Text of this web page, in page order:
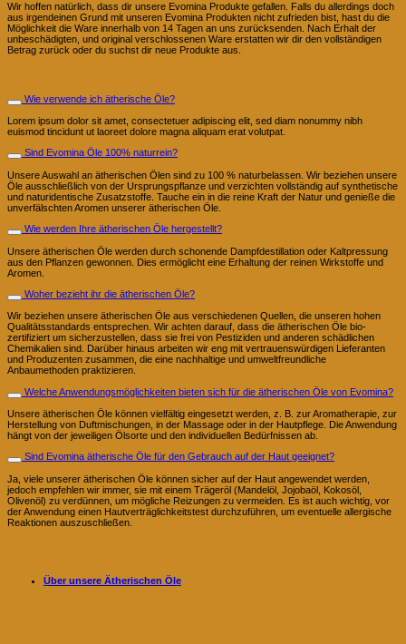
Wir hoffen natürlich, dass dir unsere Evomina Produkte gefallen. Falls du allerdings doch
aus irgendeinen Grund mit unseren Evomina Produkten nicht zufrieden bist, hast du die
Möglichkeit die Ware innerhalb von 14 Tagen an uns zurücksenden. Nach Erhalt der
unbeschädigten, und original verschlossenen Ware erstatten wir dir den vollständigen
Betrag zurück oder du suchst dir neue Produkte aus.
Wie verwende ich ätherische Öle?
Lorem ipsum dolor sit amet, consectetuer adipiscing elit, sed diam nonummy nibh
euismod tincidunt ut laoreet dolore magna aliquam erat volutpat.
Sind Evomina Öle 100% naturrein?
Unsere Auswahl an ätherischen Ölen sind zu 100 % naturbelassen. Wir beziehen unsere
Öle ausschließlich von der Ursprungspflanze und verzichten vollständig auf synthetische
und naturidentische Zusatzstoffe. Tauche ein in die reine Kraft der Natur und genieße die
unverfälschten Aromen unserer ätherischen Öle.
Wie werden Ihre ätherischen Öle hergestellt?
Unsere ätherischen Öle werden durch schonende Dampfdestillation oder Kaltpressung
aus den Pflanzen gewonnen. Dies ermöglicht eine Erhaltung der reinen Wirkstoffe und
Aromen.
Woher bezieht ihr die ätherischen Öle?
Wir beziehen unsere ätherischen Öle aus verschiedenen Quellen, die unseren hohen
Qualitätsstandards entsprechen. Wir achten darauf, dass die ätherischen Öle bio-
zertifiziert um sicherzustellen, dass sie frei von Pestiziden und anderen schädlichen
Chemikalien sind. Darüber hinaus arbeiten wir eng mit vertrauenswürdigen Lieferanten
und Produzenten zusammen, die eine nachhaltige und umweltfreundliche
Anbaumethoden praktizieren.
Welche Anwendungsmöglichkeiten bieten sich für die ätherischen Öle von Evomina?
Unsere ätherischen Öle können vielfältig eingesetzt werden, z. B. zur Aromatherapie, zur
Herstellung von Duftmischungen, in der Massage oder in der Hautpflege. Die Anwendung
hängt von der jeweiligen Ölsorte und den individuellen Bedürfnissen ab.
Sind Evomina ätherische Öle für den Gebrauch auf der Haut geeignet?
Ja, viele unserer ätherischen Öle können sicher auf der Haut angewendet werden,
jedoch empfehlen wir immer, sie mit einem Trägeröl (Mandelöl, Jojobaöl, Kokosöl,
Olivenöl) zu verdünnen, um mögliche Reizungen zu vermeiden. Es ist auch wichtig, vor
der Anwendung einen Hautverträglichkeitstest durchzuführen, um eventuelle allergische
Reaktionen auszuschließen.
Über unsere Ätherischen Öle